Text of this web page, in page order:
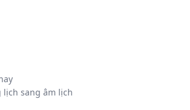
lịch sang âm lịch